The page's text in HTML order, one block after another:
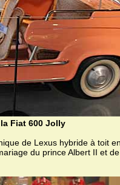
Fiat 600 Jolly
de Lexus hybride à toit
du prince Albert II et de